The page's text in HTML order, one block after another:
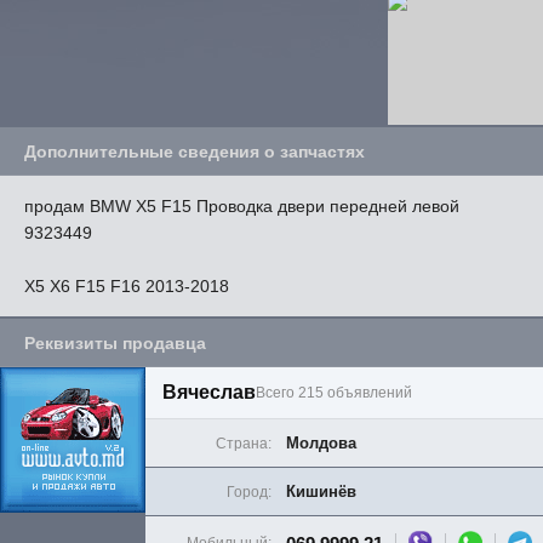
Дополнительные сведения о запчастях
продам BMW X5 F15 Проводка двери передней левой
9323449
X5 X6 F15 F16 2013-2018
Реквизиты продавца
ВячеславВсего 215 объявлений
Страна: Молдова
Город: Кишинёв